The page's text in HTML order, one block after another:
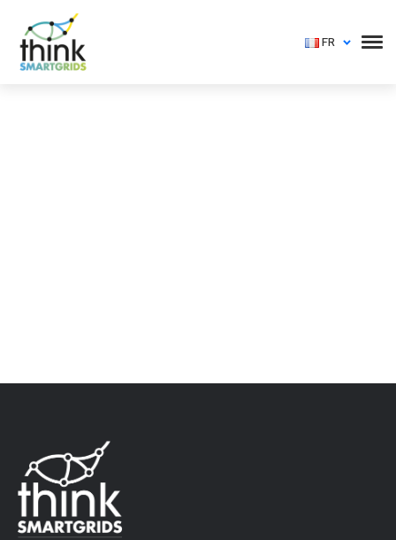
FR
Vous devez vous identifier pour voir cet événement